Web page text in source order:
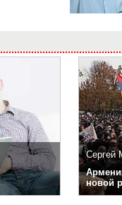
Сергей
новой